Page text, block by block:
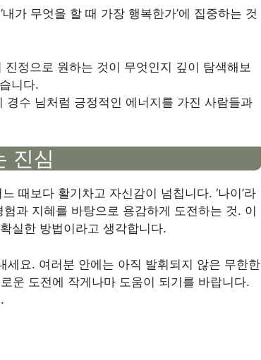
가 무엇을 할 때 가장 행복한가’에 집중하는 것
정으로 원하는 것이 무엇인지 깊이 탐색해보
니다.
수 님처럼 긍정적인 에너지를 가진 사람들과
진심
때보다 활기차고 자신감이 넘칩니다. ‘나이’라
과 지혜를 바탕으로 용감하게 도전하는 것. 이
실한 방법이라고 생각합니다.
요. 여러분 안에는 아직 발휘되지 않은 무한한
운 도전에 작게나마 도움이 되기를 바랍니다.